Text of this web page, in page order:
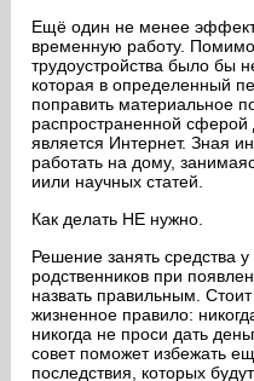
Ещё один не менее
временную работу.
трудоустройства было бы
которая в определенный
поправить материальное
распространенной
является Интернет. Зная
работать на дому,
иили научных статей.
Как делать НЕ нужно.
Решение занять средства у
родственников при
назвать правильным.
жизненное правило:
никогда не проси дать
совет поможет избежать
последствия, которых